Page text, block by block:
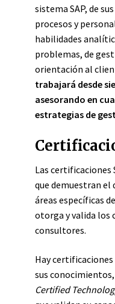
sistema SAP, de
procesos y
habilidades
problemas, de
orientación al
trabajará desde
asesorando en
estrategias de
Las certificaciones
que demuestran el
áreas específicas
otorga y valida los
consultores.
Hay
sus
Certified